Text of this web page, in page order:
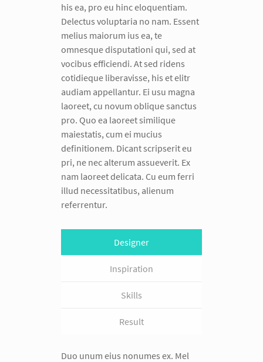
his ea, pro eu hinc eloquentiam.
Delectus voluptaria no nam. Essent
melius maiorum ius ea, te
omnesque disputationi qui, sed at
vocibus efficiendi. At sed ridens
cotidieque liberavisse, his et elitr
audiam appellantur. Ei usu magna
laoreet, cu novum oblique sanctus
pro. Quo ea laoreet similique
maiestatis, cum ei mucius
definitionem. Dicant scripserit eu
pri, ne nec alterum assueverit. Ex
nam laoreet delicata. Cu eum ferri
illud necessitatibus, alienum
referrentur.
Designer
Inspiration
Skills
Result
Duo unum eius nonumes ex. Mel